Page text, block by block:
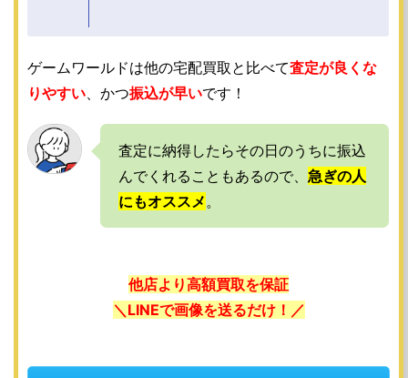
ゲームワールドは他の宅配買取と比べて査定が良くな
りやすい 、かつ振込が早いです！
査定に納得したらその日のうちに振込
んでくれることもあるので、急ぎの人
にもオススメ 。
他店より高額買取を保証
＼LINEで画像を送るだけ！／